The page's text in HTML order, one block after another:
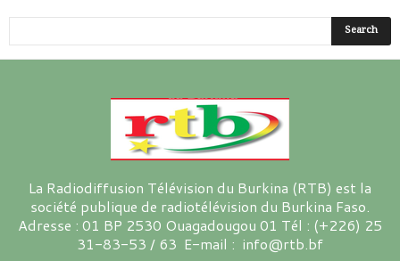
La Radiodiffusion Télévision du Burkina (RTB) est la
société publique de radiotélévision du Burkina Faso.
Adresse : 01 BP 2530 Ouagadougou 01 Tél : (+226) 25
31-83-53 / 63 E-mail : info@rtb.bf